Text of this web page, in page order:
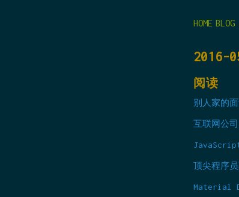
HOME BLOG
2016-
阅读
别人家的
互联网公
顶尖程序
Material